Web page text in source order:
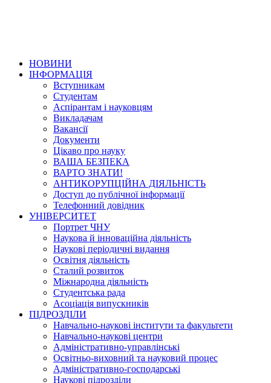
НОВИНИ
ІНФОРМАЦІЯ
Вступникам
Студентам
Аспірантам і науковцям
Викладачам
Вакансії
Документи
Цікаво про науку
ВАША БЕЗПЕКА
ВАРТО ЗНАТИ!
АНТИКОРУПЦІЙНА ДІЯЛЬНІСТЬ
Доступ до публічної інформації
Телефонний довідник
УНІВЕРСИТЕТ
Портрет ЧНУ
Наукова й інноваційна діяльність
Наукові періодичні видання
Освітня діяльність
Сталий розвиток
Міжнародна діяльність
Студентська рада
Асоціація випускників
ПІДРОЗДІЛИ
Навчально-наукові інститути та факультети
Навчально-наукові центри
Адміністративно-управлінські
Освітньо-виховний та науковий процес
Адміністративно-господарські
Наукові підрозділи